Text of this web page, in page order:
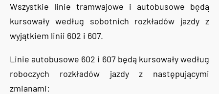
Wszystkie linie tramwajowe i autobusowe będą
kursowały według sobotnich rozkładów jazdy z
wyjątkiem linii 602 i 607.
Linie autobusowe 602 i 607 będą kursowały według
roboczych rozkładów jazdy z następującymi
zmianami: